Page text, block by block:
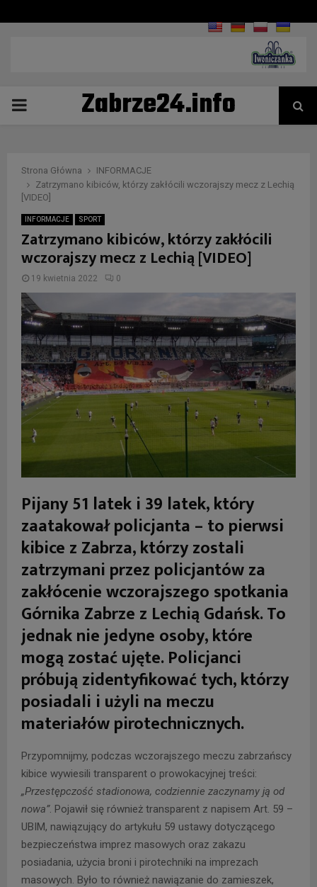
PRIMARYZabrze24.info
Strona Główna
INFORMACJE
Zatrzymano kibiców, którzy zakłócili wczorajszy mecz z Lechią
[VIDEO]
INFORMACJE SPORT
Zatrzymano kibiców, którzy zakłócili
wczorajszy mecz z Lechią [VIDEO]
19 kwietnia 2022 0
Pijany 51 latek i 39 latek, który
zaatakował policjanta – to pierwsi
kibice z Zabrza, którzy zostali
zatrzymani przez policjantów za
zakłócenie wczorajszego spotkania
Górnika Zabrze z Lechią Gdańsk. To
jednak nie jedyne osoby, które
mogą zostać ujęte. Policjanci
próbują zidentyfikować tych, którzy
posiadali i użyli na meczu
materiałów pirotechnicznych.
Przypomnijmy, podczas wczorajszego meczu zabrzańscy
kibice wywiesili transparent o prowokacyjnej treści:
„Przestępczość stadionowa, codziennie zaczynamy ją od
nowa”. Pojawił się również transparent z napisem Art. 59 –
UBIM, nawiązujący do artykułu 59 ustawy dotyczącego
bezpieczeństwa imprez masowych oraz zakazu
posiadania, użycia broni i pirotechniki na imprezach
masowych. Było to również nawiązanie do zamieszek,